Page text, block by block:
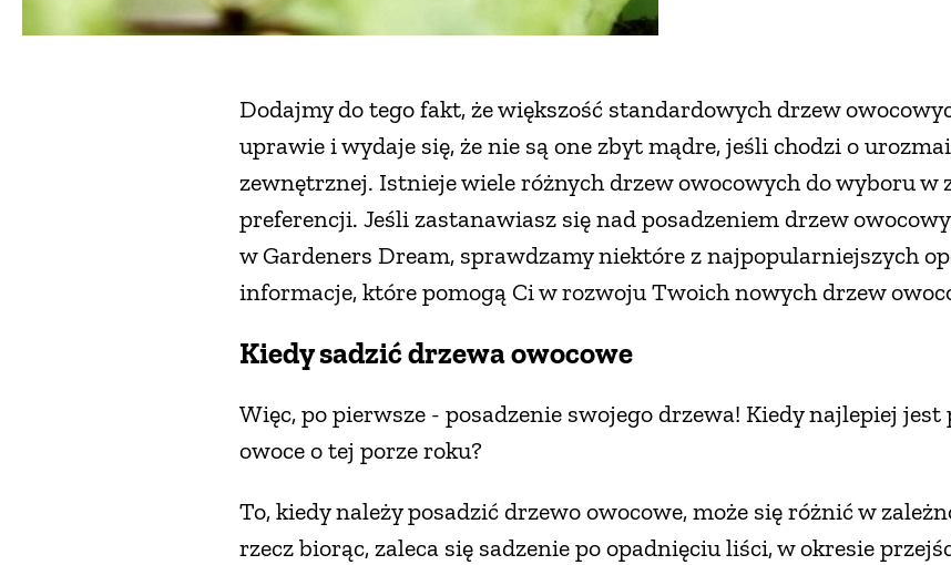
Dodajmy do tego fakt, że większość standardowych drzew
uprawie i wydaje się, że nie są one zbyt mądre, jeśli chodzi o
zewnętrznej. Istnieje wiele różnych drzew owocowych do wyboru w
preferencji. Jeśli zastanawiasz się nad posadzeniem drzew
w Gardeners Dream, sprawdzamy niektóre z najpopularniejszych
informacje, które pomogą Ci w rozwoju Twoich nowych drzew
Kiedy sadzić drzewa owocowe
Więc, po pierwsze - posadzenie swojego drzewa! Kiedy najlepiej
owoce o tej porze roku?
To, kiedy należy posadzić drzewo owocowe, może się różnić w
rzecz biorąc, zaleca się sadzenie po opadnięciu liści, w okresie